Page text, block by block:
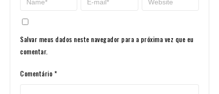
Salvar meus dados neste navegador para a próxima vez que eu
comentar.
Comentário*